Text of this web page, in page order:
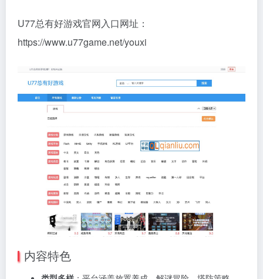
U77总有好游戏官网入口网址：
https://www.u77game.net/youxi
内容特色